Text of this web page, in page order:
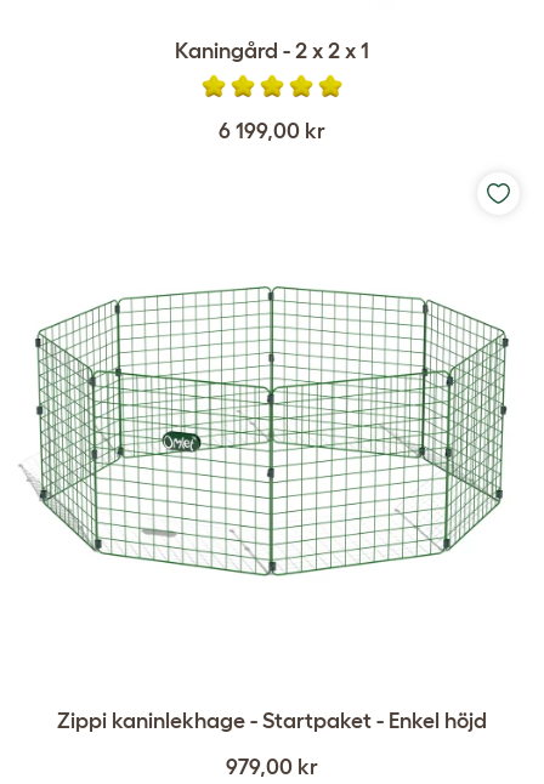
Kaningård - 2 x 2 x 1
6 199,00 kr
Zippi kaninlekhage - Startpaket - Enkel höjd
979,00 kr